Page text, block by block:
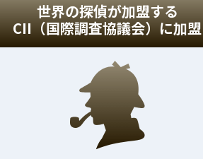
世界の探偵が加盟する
CII（国際調査協議会）に加盟